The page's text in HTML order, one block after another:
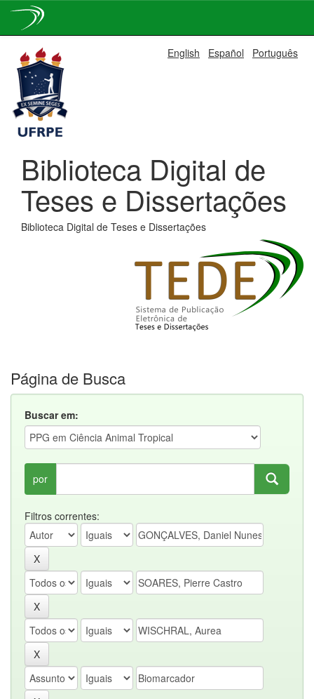
navigation
English Español Português
Biblioteca Digital de
Teses e Dissertações
Biblioteca Digital de Teses e Dissertações
Página de Busca
Buscar em:
por
Filtros correntes: